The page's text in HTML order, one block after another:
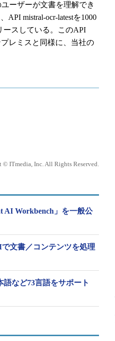
ーザーが文書を理解でき
mistral-ocr-latestを1000
ースしている。このAPI
レミスと同様に、当社の
© ITmedia, Inc. All Rights Reserved.
AI Workbench」を一般公
文書／コンテンツを処理
など73言語をサポート